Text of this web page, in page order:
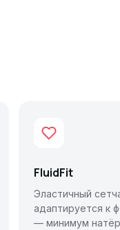
FluidFit
Эластичный
адаптируется к
— минимум